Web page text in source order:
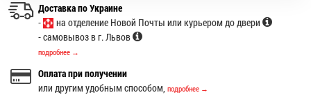
Доставка по Украине
-
на отделение Новой Почты или курьером до двери
- самовывоз в г. Львов
подробнее →
Оплата при получении
или другим удобным способом, подробнее →